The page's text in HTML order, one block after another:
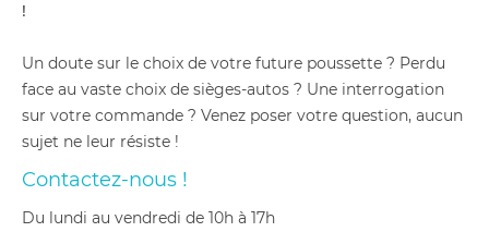
!
Un doute sur le choix de votre future poussette ? Perdu
face au vaste choix de sièges-autos ? Une interrogation
sur votre commande ? Venez poser votre question, aucun
sujet ne leur résiste !
Contactez-nous !
du lundi au vendredi de 10h à 17h